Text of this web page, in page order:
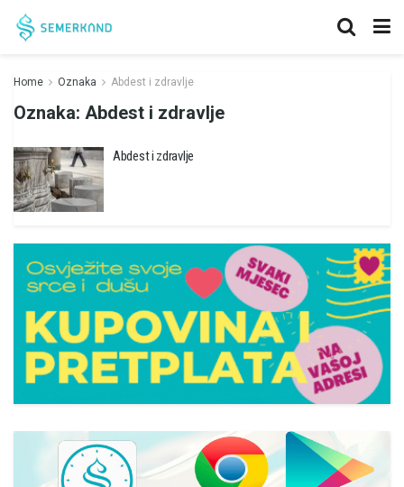
Home Oznaka Abdest i zdravlje
Oznaka: Abdest i zdravlje
Abdest i zdravlje